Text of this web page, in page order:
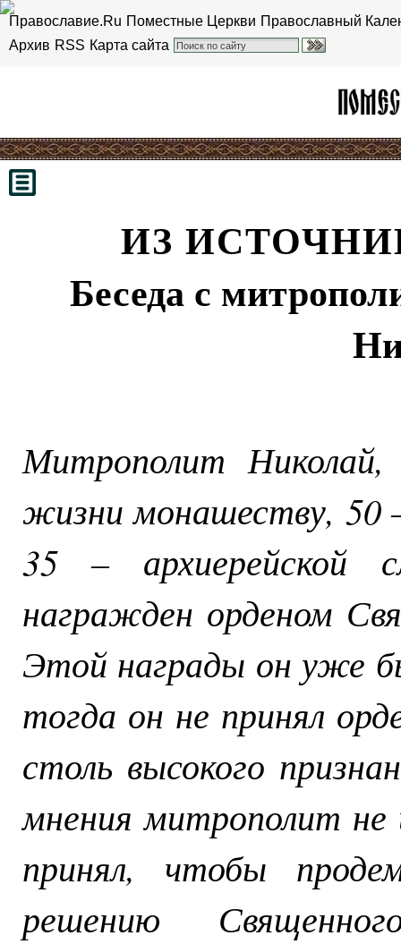
Православие.Ru Поместные Церкви Православный
Архив RSS Карта сайта
ИЗ
Беседа с
Митрополит
жизни монашеству, 50
35 – архиерейской
награжден орденом
Этой награды он уже
тогда он не принял
столь высокого
мнения митрополит не
принял, чтобы
решению